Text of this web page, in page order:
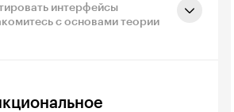
интерфейсы
с основами теории